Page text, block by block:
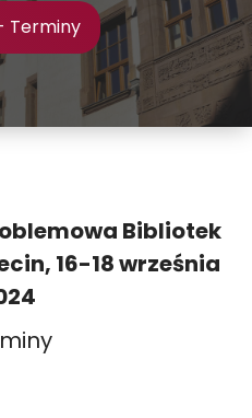
Terminy
Bibliotek
16-18 września